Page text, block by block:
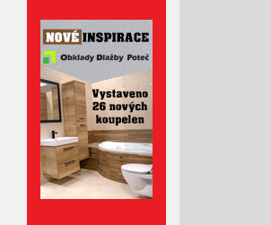
Lávka pro pěší za hasičárnou
ve Valašských Kloboukách je
už hotová